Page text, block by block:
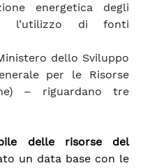
energetica degli
l’utilizzo di fonti
dello Sviluppo
per le Risorse
– riguardano tre
delle risorse del
un data base con le